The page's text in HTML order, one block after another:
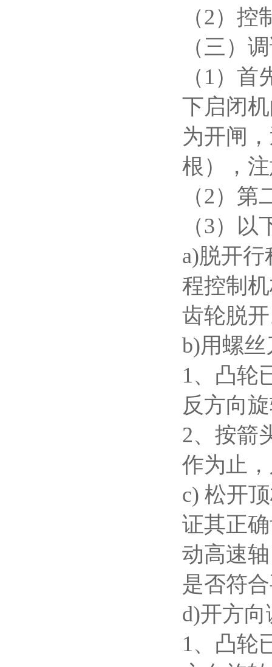
（2）
（三）
（1）
下启闭
为开闸
根），
（2）
（3）
a)脱开
程控制
齿轮脱
b)用螺
1、凸轮
反方向
2、按箭
作为止
c) 松开
证其正
动高速
是否符
d)开方
1、凸轮